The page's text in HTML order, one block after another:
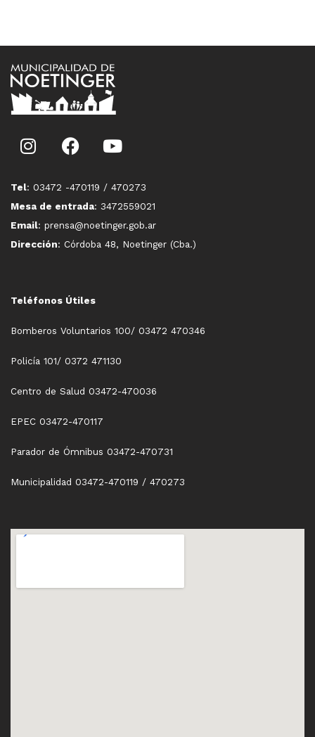
Tel: 03472 -470119 / 470273
Mesa de entrada: 3472559021
Email: prensa@noetinger.gob.ar
Dirección: Córdoba 48, Noetinger (Cba.)
Teléfonos Útiles
Bomberos Voluntarios 100/ 03472 470346
Policía 101/ 0372 471130
Centro de Salud 03472-470036
EPEC 03472-470117
Parador de Ómnibus 03472-470731
Municipalidad 03472-470119 / 470273